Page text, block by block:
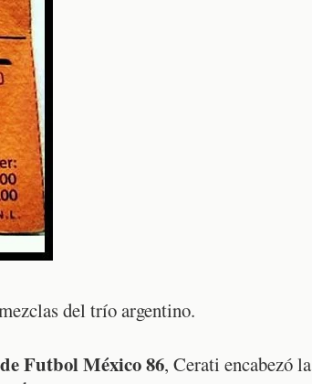
del trío argentino.
Futbol México 86, Cerati encabezó la